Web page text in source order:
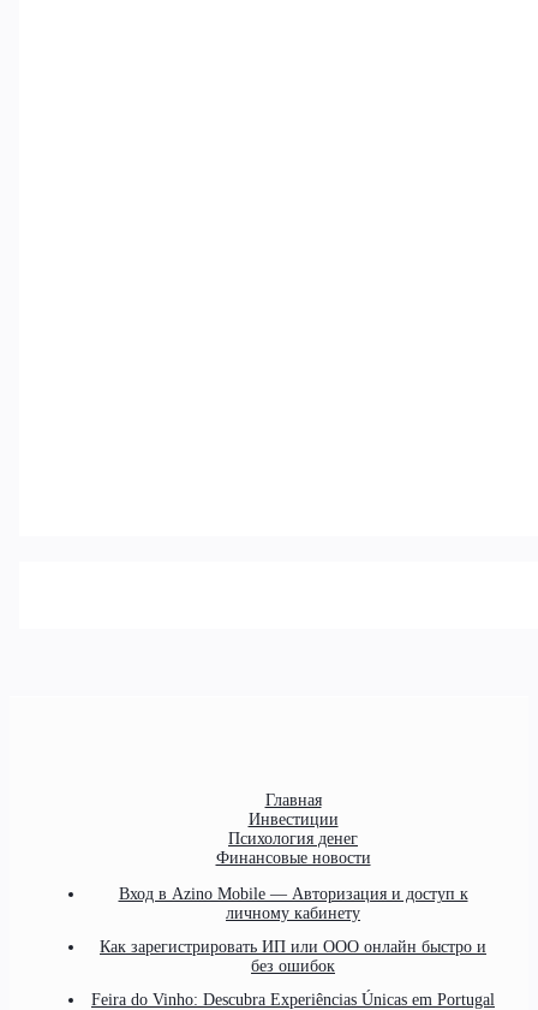
Главная
Инвестиции
Психология денег
Финансовые новости
Вход в Azino Mobile — Авторизация и доступ к
личному кабинету
Как зарегистрировать ИП или ООО онлайн быстро и
без ошибок
Feira do Vinho: Descubra Experiências Únicas em Portugal